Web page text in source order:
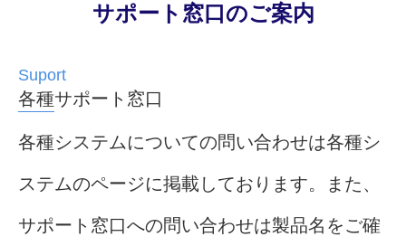
サポート窓口のご案内
各種サポート窓口
各種システムについての問い合わせは各種シ
ステムのページに掲載しております。また、
サポート窓口への問い合わせは製品名をご確